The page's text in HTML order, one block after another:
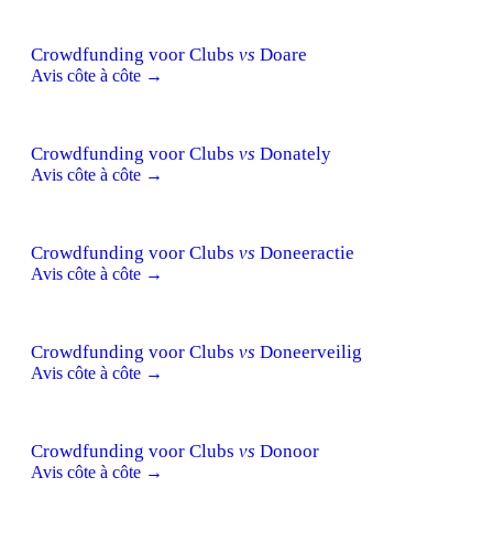
Crowdfunding voor Clubs vs Doare
Avis côte à côte →
Crowdfunding voor Clubs vs Donately
Avis côte à côte →
Crowdfunding voor Clubs vs Doneeractie
Avis côte à côte →
Crowdfunding voor Clubs vs Doneerveilig
Avis côte à côte →
Crowdfunding voor Clubs vs Donoor
Avis côte à côte →